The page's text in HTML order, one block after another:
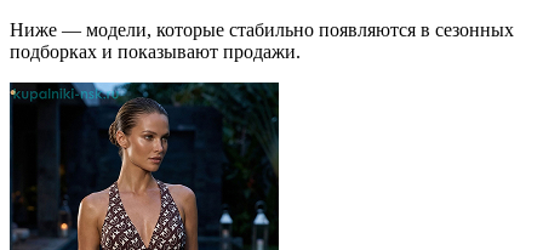
Ниже — модели, которые стабильно появляются в сезонных
подборках и показывают продажи.